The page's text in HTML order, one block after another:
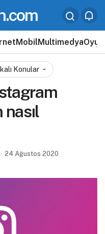
MobilMultimedyaOyun
Konular
24 Ağustos 2020